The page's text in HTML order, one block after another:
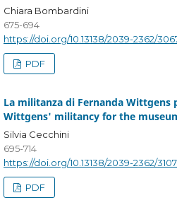
Chiara Bombardini
675-694
https://doi.org/10.13138/2039-2362/
PDF
La militanza di Fernanda Wittgens
Wittgens' militancy for the
Silvia Cecchini
695-714
https://doi.org/10.13138/2039-2362/3107
PDF